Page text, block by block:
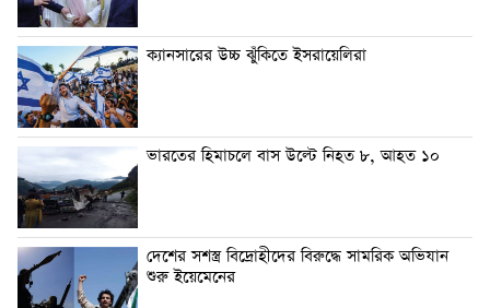
ক্যানসারের উচ্চ ঝুঁকিতে ইসরায়েলিরা
ভারতের হিমাচলে বাস উল্টে নিহত ৮, আহত ১০
দেশের সশস্ত্র বিদ্রোহীদের বিরুদ্ধে সামরিক অভিযান
শুরু ইয়েমেনের